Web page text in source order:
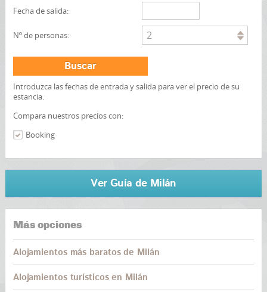
Fecha de salida:
Nº de personas: 2
Buscar
Introduzca las fechas de entrada y salida para ver el precio de su
estancia.
Compara nuestros precios con:
Booking
Ver Guía de Milán
Más opciones
Alojamientos más baratos de Milán
Alojamientos turísticos en Milán